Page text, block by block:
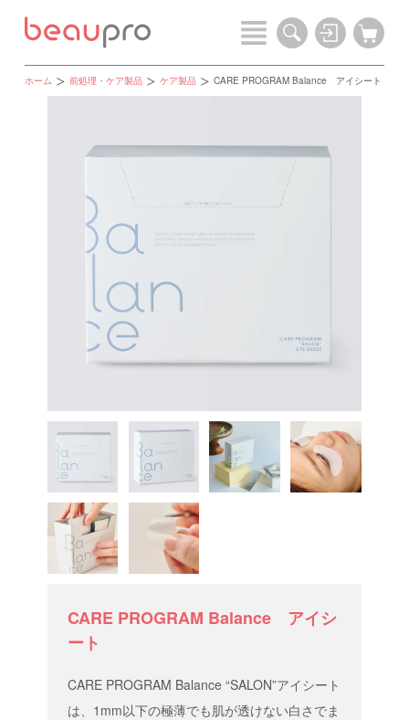
ホーム 前処理・ケア製品 ケア製品 CARE PROGRAM Balance アイシート
CARE PROGRAM Balance アイシ
ート
CARE PROGRAM Balance “SALON”アイシート
は、1mm以下の極薄でも肌が透けない白さでま